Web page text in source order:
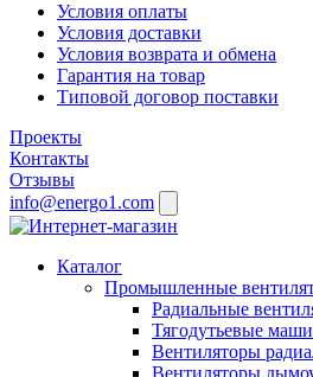
Условия оплаты
Условия доставки
Условия возврата и обмена
Гарантия на товар
Типовой договор поставки
Проекты
Контакты
Отзывы
info@energo1.com
Каталог
Промышленные
Радиальные
Тягодутьевые
Вентиляторы
Вентиляторы